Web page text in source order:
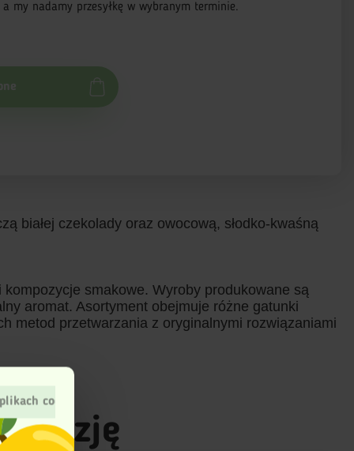
cookies
a my nadamy przesyłkę w wybranym terminie.
białej czekolady oraz owocową, słodko-kwaśną
smakowe. Wyroby produkowane są
aromat. Asortyment obejmuje różne gatunki
metod przetwarzania z oryginalnymi rozwiązaniami